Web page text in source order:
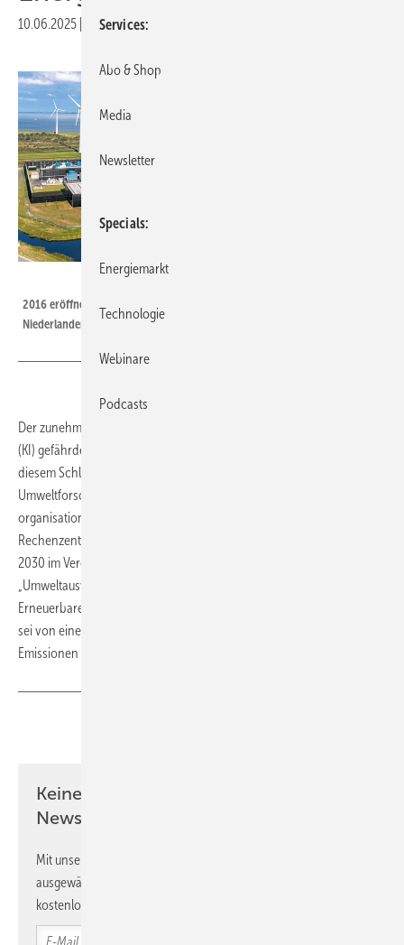
10.06.2025 Veröffentlicht in
2016 eröffnetes Google-Rechenzentrum in Eemshaven in den
Niederlanden
Der zunehmende Energiebedarf für sogenannte Künstliche Intelligenz
(KI) gefährdet die Fortschritte der weltweiten Energiewende. Zu
diesem Schluss kommt eine Studie, die das Freiburger
Umweltforschungshaus Öko-Institut im Auftrag der Umweltschutz-
organisation Greenpeace schrieb. Der Stromverbrauch der
Rechenzentren für von KI unterstützte Dienstleistungen werde sich bis
2030 im Vergleich zum Jahr 2023 verelffachen, heißt es in dem Report
„Umweltauswirkungen künstlicher Intelligenz“. Trotz des Ausbaus der
Erneuer­bare-Energien-Kapazitäten und eines Ausbaus von Atomkraft
sei von einer Versechsfachung der KI-bedingten Kohlen­dioxid-
Emissionen bis 2030 von 29 auf 166 Megatonnen auszugehen.
Keine Zeit? Kein Problem mit dem ERE
Newsletter!
Mit unserem Newsletter erhalten Sie regelmäßig von uns
ausgewählte Informationen und Neuigkeiten, gebündelt und
kostenlos direkt ins Postfach.
Services
Abo & Shop
Media
Newsletter
Specials
Energiemarkt
Technologie
Webinare
Podcasts